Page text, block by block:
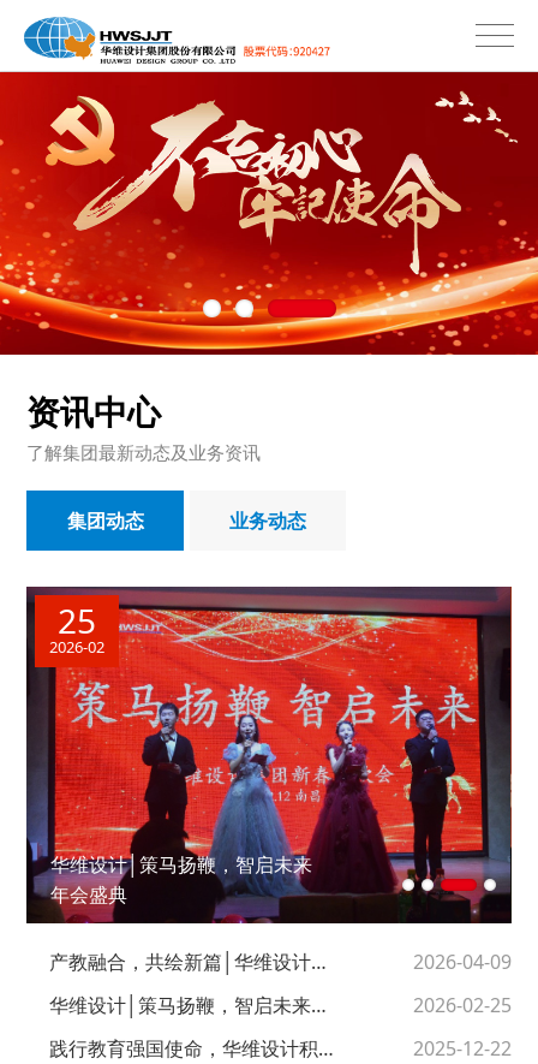
资讯中心
了解集团最新动态及业务资讯
集团动态 业务动态
25
2026-02
华维设计│策马扬鞭，智启未来
年会盛典
产教融合，共绘新篇│华维设计集
团与江西师范大学共建研究生实践
基地
2026-04-09
华维设计│策马扬鞭，智启未来年
会盛典
2026-02-25
践行教育强国使命，华维设计积极
2025-12-22